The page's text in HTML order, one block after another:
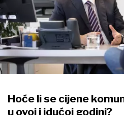
Hoće li se cijene
u ovoj i idućoj godini?